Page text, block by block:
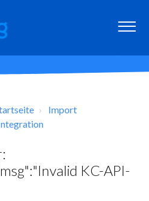
Import
KC-API-